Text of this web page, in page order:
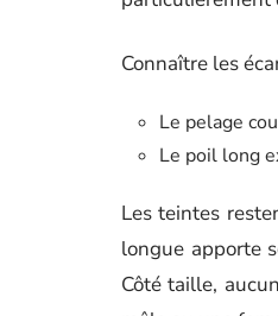
Connaître les
Le pelage
Le poil long
Les teintes
longue apporte
Côté taille,